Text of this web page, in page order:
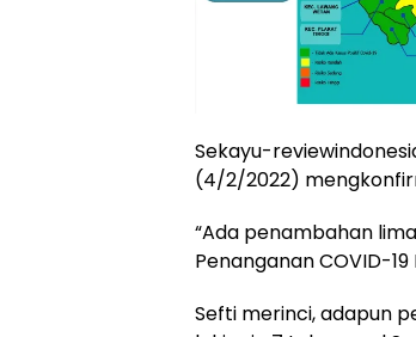
Sekayu-
(4/2/2022)
“Ada penambahan
Penanganan COVID-
Sefti merinci, adapun